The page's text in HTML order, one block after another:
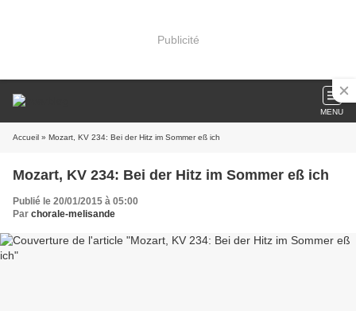
Publicité
MENU
Accueil » Mozart, KV 234: Bei der Hitz im Sommer eß ich
Mozart, KV 234: Bei der Hitz im Sommer eß ich
Publié le 20/01/2015 à 05:00
Par chorale-melisande